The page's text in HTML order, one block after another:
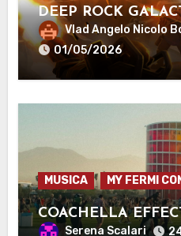
DEEP ROCK
Vlad Angelo Nicolo
01/05/2026
MUSICA MY FERMI
COACHELLA
Serena Scalari